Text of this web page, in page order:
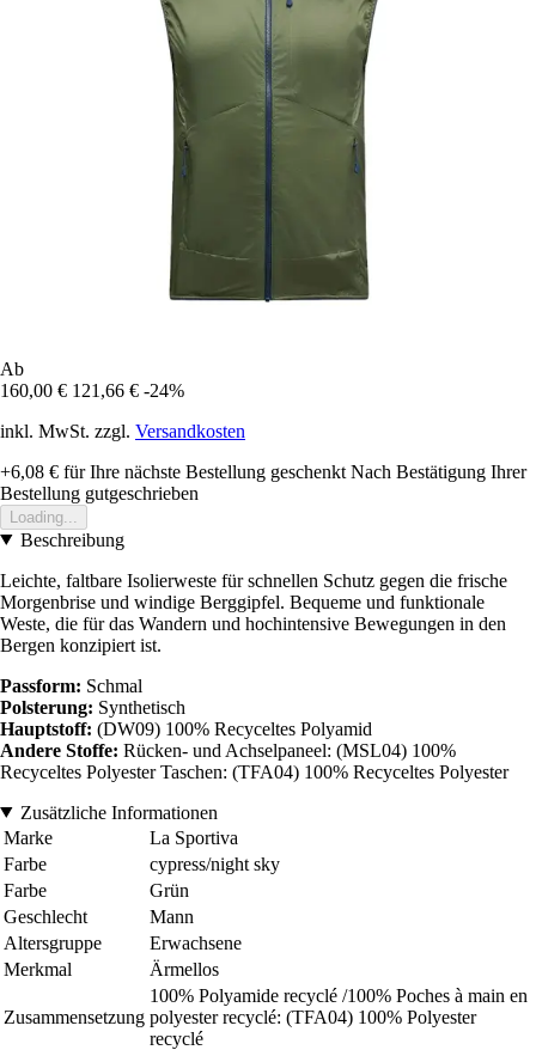
Ab
160,00 € 121,66 € -24%
inkl. MwSt. zzgl. Versandkosten
+6,08 € für Ihre nächste Bestellung geschenkt Nach Bestätigung Ihrer
Bestellung gutgeschrieben
Loading...
Beschreibung
Leichte, faltbare Isolierweste für schnellen Schutz gegen die frische
Morgenbrise und windige Berggipfel. Bequeme und funktionale
Weste, die für das Wandern und hochintensive Bewegungen in den
Bergen konzipiert ist.
Passform: Schmal
Polsterung: Synthetisch
Hauptstoff: (DW09) 100% Recyceltes Polyamid
Andere Stoffe: Rücken- und Achselpaneel: (MSL04) 100%
Recyceltes Polyester Taschen: (TFA04) 100% Recyceltes Polyester
Zusätzliche Informationen
Marke
La Sportiva
Farbe
cypress/night sky
Farbe
Grün
Geschlecht
Mann
Altersgruppe
Erwachsene
Merkmal
Ärmellos
Zusammensetzung
100% Polyamide recyclé /100% Poches à main en
polyester recyclé: (TFA04) 100% Polyester
recyclé